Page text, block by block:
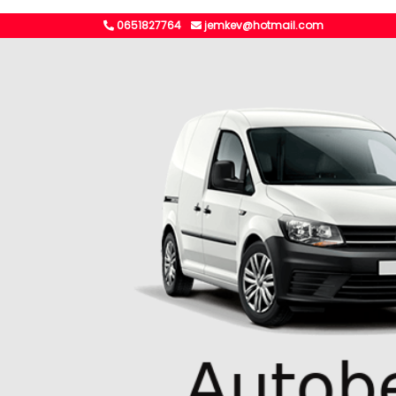
0651827764 jemkev@hotmail.com